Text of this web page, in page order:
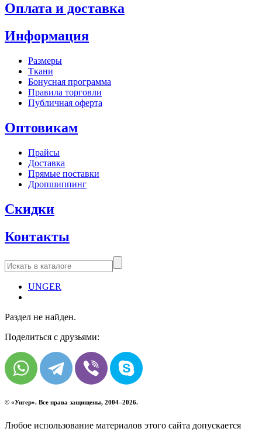
Оплата и доставка
Информация
Размеры
Ткани
Бонусная программа
Правила торговли
Публичная оферта
Оптовикам
Прайсы
Доставка
Прямые поставки
Дропшиппинг
Скидки
Контакты
UNGER
Раздел не найден.
Поделиться с друзьями:
© «Унгер». Все права защищены, 2004–2026.
Любое использование материалов этого сайта допускается